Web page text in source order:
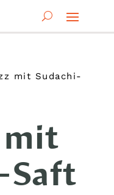
mit Sudachi-
mit
Saft